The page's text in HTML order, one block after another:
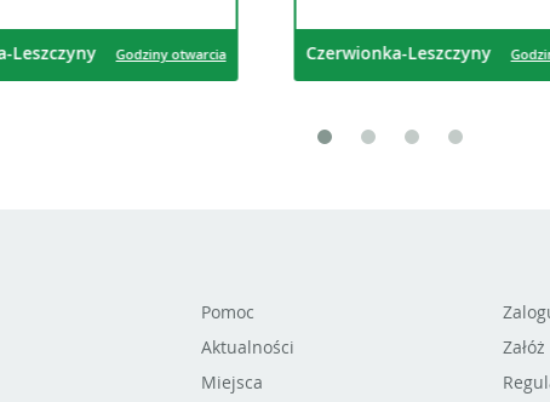
Czerwionka-Leszczyny Godziny otwarcia Czerwionka-
Pomoc
Aktualności
Miejsca